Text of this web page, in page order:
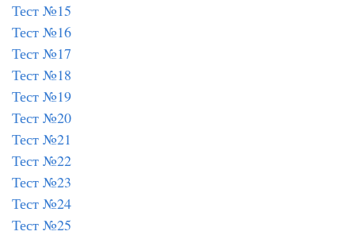
Тест №15
Тест №16
Тест №17
Тест №18
Тест №19
Тест №20
Тест №21
Тест №22
Тест №23
Тест №24
Тест №25